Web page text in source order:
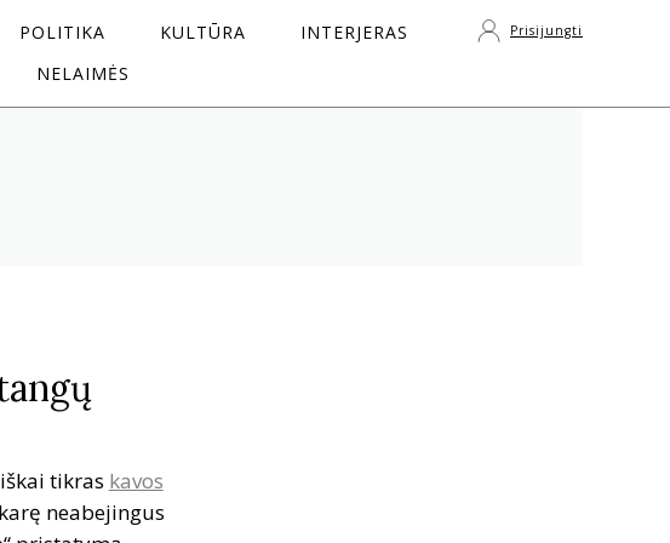
POLITIKA KULTŪRA
INTERJERAS
NELAIMĖS
Prisijungti
tikras kavos
neabejingus